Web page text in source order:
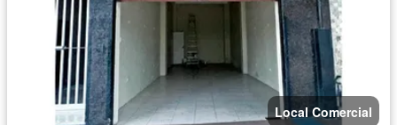
Local Comercial